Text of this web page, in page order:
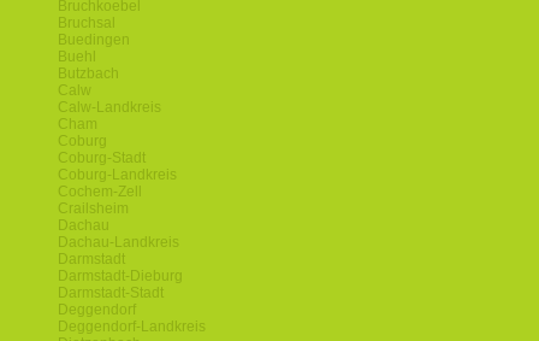
Bruchkoebel
Bruchsal
Buedingen
Buehl
Butzbach
Calw
Calw-Landkreis
Cham
Coburg
Coburg-Stadt
Coburg-Landkreis
Cochem-Zell
Crailsheim
Dachau
Dachau-Landkreis
Darmstadt
Darmstadt-Dieburg
Darmstadt-Stadt
Deggendorf
Deggendorf-Landkreis